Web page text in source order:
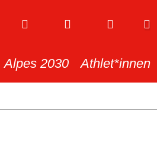
Alpes 2030 Athlet*innen